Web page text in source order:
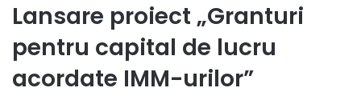
Lansare proiect „Granturi
pentru capital de lucru
acordate IMM-urilor”